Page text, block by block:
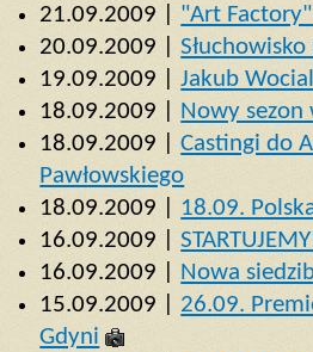
21.09.2009 | "Art
20.09.2009 |
19.09.2009 |Jakub
18.09.2009 | Nowy sezon
18.09.2009 |Castingi do
Pawłowskiego
18.09.2009 | 18.09.
16.09.2009 |
16.09.2009 | Nowa
15.09.2009 | 26.09.
Gdyni